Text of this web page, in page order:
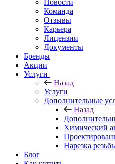
Новости
Команда
Отзывы
Карьера
Лицензии
Документы
Бренды
Акции
Услуги
Назад
Услуги
Дополнительные
Назад
Химический
Нарезка
Блог